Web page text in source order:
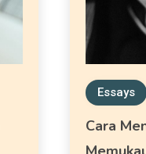
Essays
Cara